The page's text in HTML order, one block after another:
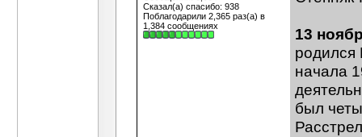
Сказал(а) спасибо: 938
Поблагодарили 2,365 раз(а) в
1,384 сообщениях
13
родился
начала
был